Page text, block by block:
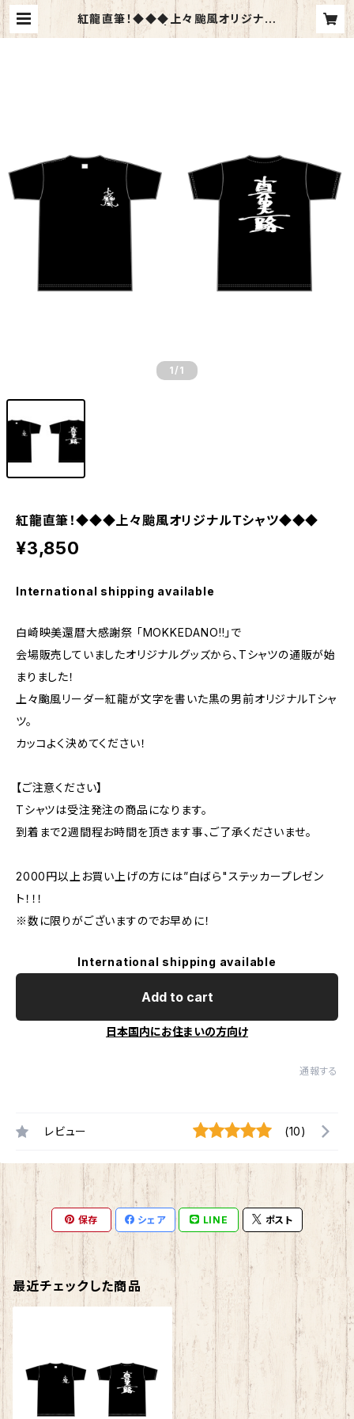
紅龍直筆！◆◆◆上々颱風オリジナル
Ｔシャツ◆◆◆ | 白崎映美公式SHO
1 /1
紅龍直筆！◆◆◆上々颱風オリジナルＴシャツ◆◆◆
¥3,850
International shipping available
白崎映美還暦大感謝祭 「MOKKEDANO!!」で
会場販売していましたオリジナルグッズから、Tシャツの通販が始
まりました！
上々颱風リーダー紅龍が文字を書いた黒の男前オリジナルTシャ
ツ。
カッコよく決めてください！
【ご注意ください】
Tシャツは受注発注の商品になります。
到着まで2週間程お時間を頂きます事、ご了承くださいませ。
2000円以上お買い上げの方には”白ばら"ステッカープレゼン
ト！！！
※数に限りがございますのでお早めに！
International shipping available
Add to cart
日本国内にお住まいの方向け
通報する
レビュー (10)
保存 シェア LINE ポスト
最近チェックした商品